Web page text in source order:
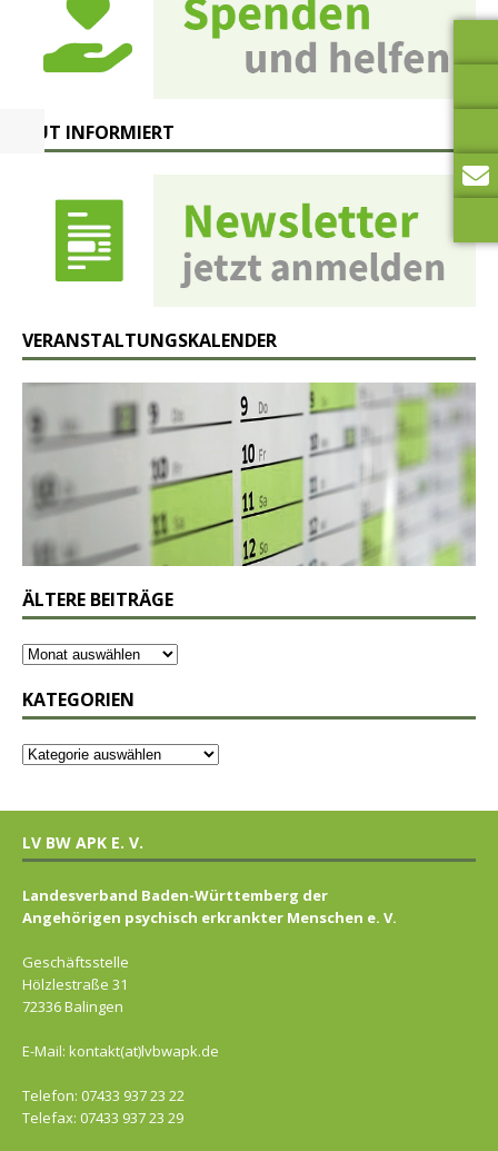
GUT INFORMIERT
VERANSTALTUNGSKALENDER
ÄLTERE BEITRÄGE
KATEGORIEN
LV BW APK E. V.
Landesverband Baden-Württemberg der
Angehörigen psychisch erkrankter Menschen e. V.
Geschäftsstelle
Hölzlestraße 31
72336 Balingen
E-Mail: kontakt(at)lvbwapk.de
Telefon: 07433 937 23 22
Telefax: 07433 937 23 29